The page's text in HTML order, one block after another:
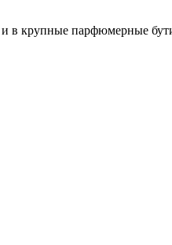
и в крупные парфюмерные